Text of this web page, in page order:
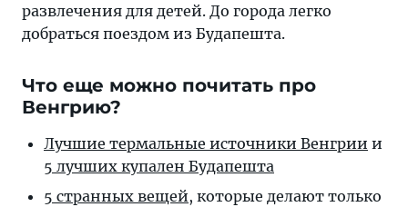
развлечения для детей. До города легко
добраться поездом из Будапешта.
Что еще можно почитать про
Венгрию?
Лучшие термальные источники Венгрии и
5 лучших купален Будапешта
5 странных вещей, которые делают только